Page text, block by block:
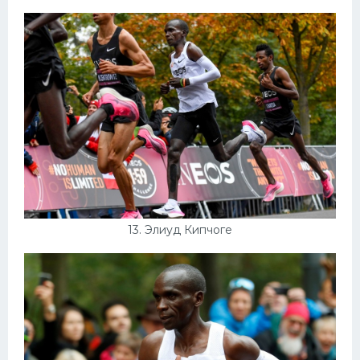
13. Элиуд Кипчоге